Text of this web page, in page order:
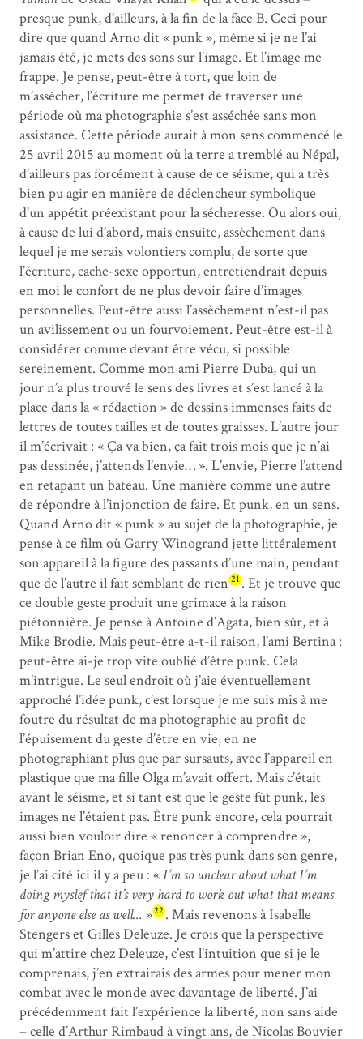
presque punk, d’ailleurs, à la fin de la face B. Ceci pour
dire que quand Arno dit « punk », même si je ne l’ai
jamais été, je mets des sons sur l’image. Et l’image me
frappe. Je pense, peut-être à tort, que loin de
m’assécher, l’écriture me permet de traverser une
période où ma photographie s’est asséchée sans mon
assistance. Cette période aurait à mon sens commencé le
25 avril 2015 au moment où la terre a tremblé au Népal,
d’ailleurs pas forcément à cause de ce séisme, qui a très
bien pu agir en manière de déclencheur symbolique
d’un appétit préexistant pour la sécheresse. Ou alors oui,
à cause de lui d’abord, mais ensuite, assèchement dans
lequel je me serais volontiers complu, de sorte que
l’écriture, cache-sexe opportun, entretiendrait depuis
en moi le confort de ne plus devoir faire d’images
personnelles. Peut-être aussi l’assèchement n’est-il pas
un avilissement ou un fourvoiement. Peut-être est-il à
considérer comme devant être vécu, si possible
sereinement. Comme mon ami Pierre Duba, qui un
jour n’a plus trouvé le sens des livres et s’est lancé à la
place dans la « rédaction » de dessins immenses faits de
lettres de toutes tailles et de toutes graisses. L’autre jour
il m’écrivait : « Ça va bien, ça fait trois mois que je n’ai
pas dessinée, j’attends l’envie… ». L’envie, Pierre l’attend
en retapant un bateau. Une manière comme une autre
de répondre à l’injonction de faire. Et punk, en un sens.
Quand Arno dit « punk » au sujet de la photographie, je
pense à ce film où Garry Winogrand jette littéralement
son appareil à la figure des passants d’une main, pendant
que de l’autre il fait semblant de rien 21 . Et je trouve que
ce double geste produit une grimace à la raison
piétonnière. Je pense à Antoine d’Agata, bien sûr, et à
Mike Brodie. Mais peut-être a-t-il raison, l’ami Bertina :
peut-être ai-je trop vite oublié d’être punk. Cela
m’intrigue. Le seul endroit où j’aie éventuellement
approché l’idée punk, c’est lorsque je me suis mis à me
foutre du résultat de ma photographie au profit de
l’épuisement du geste d’être en vie, en ne
photographiant plus que par sursauts, avec l’appareil en
plastique que ma fille Olga m’avait offert. Mais c’était
avant le séisme, et si tant est que le geste fût punk, les
images ne l’étaient pas. Être punk encore, cela pourrait
aussi bien vouloir dire « renoncer à comprendre »,
façon Brian Eno, quoique pas très punk dans son genre,
je l’ai cité ici il y a peu : «I’m so unclear about what I’m
doing myslef that it’s very hard to work out what that means
for anyone else as well… »22 . Mais revenons à Isabelle
Stengers et Gilles Deleuze. Je crois que la perspective
qui m’attire chez Deleuze, c’est l’intuition que si je le
comprenais, j’en extrairais des armes pour mener mon
combat avec le monde avec davantage de liberté. J’ai
précédemment fait l’expérience la liberté, non sans aide
– celle d’Arthur Rimbaud à vingt ans, de Nicolas Bouvier